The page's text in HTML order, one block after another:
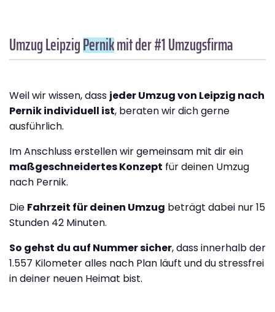
Umzug LeipzigPernikmit der #1 Umzugsfirma
Weil wir wissen, dass jeder Umzug von Leipzig nach
Pernik individuell ist, beraten wir dich gerne
ausführlich.
Im Anschluss erstellen wir gemeinsam mit dir ein
maßgeschneidertes Konzept für deinen Umzug
nach Pernik.
Die Fahrzeit für deinen Umzug beträgt dabei nur 15
Stunden 42 Minuten.
So gehst du auf Nummer sicher, dass innerhalb der
1.557 Kilometer alles nach Plan läuft und du stressfrei
in deiner neuen Heimat bist.